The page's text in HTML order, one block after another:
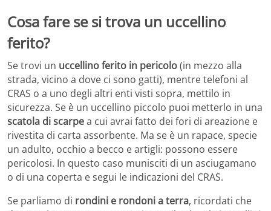
Cosa fare se si trova un uccellino
ferito?
Se trovi un uccellino ferito in pericolo(in mezzo alla
strada, vicino a dove ci sono gatti), mentre telefoni al
CRAS o a uno degli altri enti visti sopra, mettilo in
sicurezza. Se è un uccellino piccolo puoi metterlo in una
scatola di scarpea cui avrai fatto dei fori di areazione e
rivestita di carta assorbente. Ma se è un rapace, specie
un adulto, occhio a becco e artigli: possono essere
pericolosi. In questo caso munisciti di un asciugamano
o di una coperta e segui le indicazioni del CRAS.
Se parliamo di rondini e rondoni a terra, ricordati che